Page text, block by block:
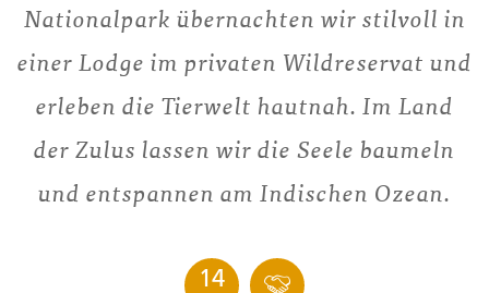
Nationalpark übernachten wir stilvoll in
einer Lodge im privaten Wildreservat und
erleben die Tierwelt hautnah. Im Land
der Zulus lassen wir die Seele baumeln
und entspannen am Indischen Ozean.
14